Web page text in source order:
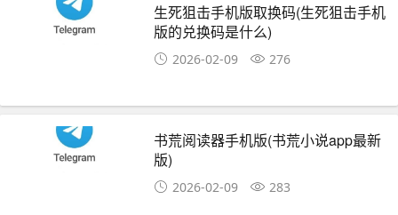
生死狙击手机版取换码(生死狙击手机
版的兑换码是什么)
2026-02-09 276
书荒阅读器手机版(书荒小说app最新
版)
2026-02-09 283